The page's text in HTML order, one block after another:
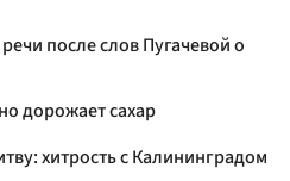
после слов Пугачевой о
дорожает сахар
хитрость с Калининградом